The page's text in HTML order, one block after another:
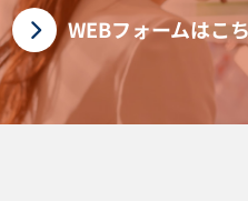
WEBフォームはこ